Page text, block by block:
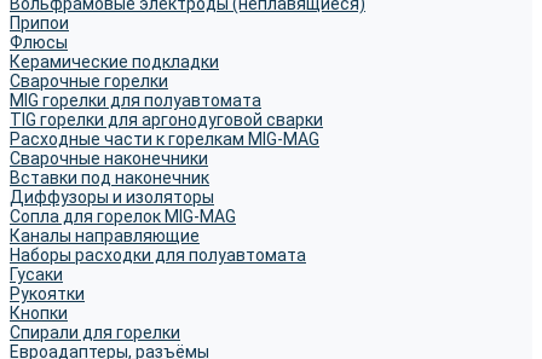
Припои
Флюсы
Керамические подкладки
Сварочные горелки
MIG горелки для полуавтомата
TIG горелки для аргонодуговой сварки
Расходные части к горелкам MIG-MAG
Сварочные наконечники
Вставки под наконечник
Диффузоры и изоляторы
Сопла для горелок MIG-MAG
Каналы направляющие
Наборы расходки для полуавтомата
Гусаки
Рукоятки
Кнопки
Спирали для горелки
Евроадаптеры, разъёмы